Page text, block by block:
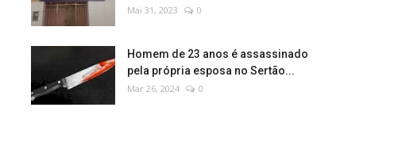
Mai 31, 2023 0
Homem de 23 anos é assassinado
pela própria esposa no Sertão...
Mar 26, 2024 0